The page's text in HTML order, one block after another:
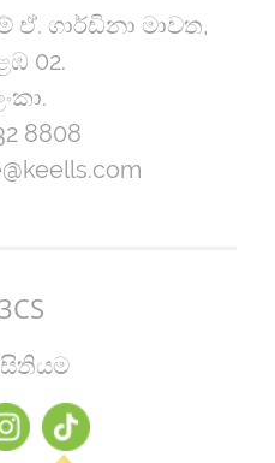
ඒ. ගාර්ඩිනා මාවත,
02.
8808